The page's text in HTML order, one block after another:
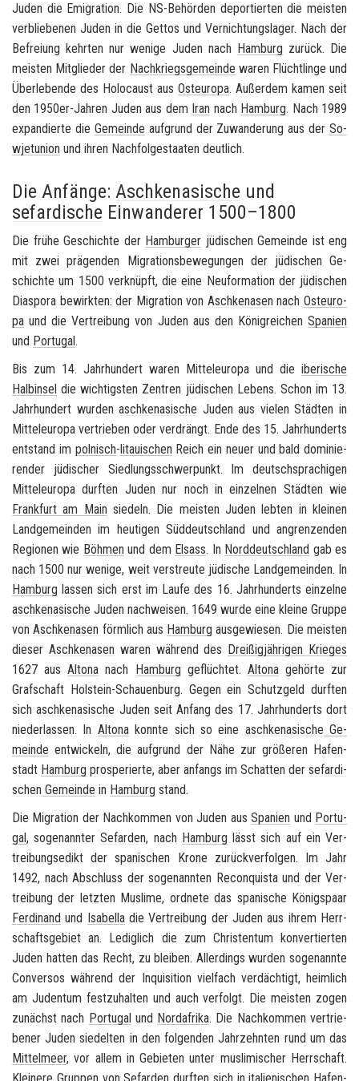
Juden die Emi­gra­ti­on. Die NS-​Behörden de­por­tier­ten die meis­ten
ver­blie­be­nen Juden in die Get­tos und Ver­nich­tungs­la­ger. Nach der
Be­frei­ung kehr­ten nur we­ni­ge Juden nach Ham­burg zu­rück. Die
meis­ten Mit­glie­der der Nach­kriegs­ge­mein­de waren Flücht­lin­ge und
Über­le­ben­de des Ho­lo­caust aus Ost­eu­ro­pa. Au­ßer­dem kamen seit
den 1950er-​Jahren Juden aus dem Iran nach Ham­burg. Nach 1989
ex­pan­dier­te die Ge­mein­de auf­grund der Zu­wan­de­rung aus der So­
wjet­uni­on und ihren Nach­fol­ge­staa­ten deut­lich.
Die Anfänge: Aschkenasische und
sefardische Einwanderer 1500–1800
Die frühe Ge­schich­te der Ham­bur­ger jü­di­schen Ge­mein­de ist eng
mit zwei prä­gen­den Mi­gra­ti­ons­be­we­gun­gen der jü­di­schen Ge­
schich­te um 1500 ver­knüpft, die eine Neu­for­ma­ti­on der jü­di­schen
Dia­spo­ra be­wirk­ten: der Mi­gra­ti­on von Asch­ke­na­sen nachOst­eu­ro­
pa und die Ver­trei­bung von Juden aus den Kö­nig­rei­chen Spa­ni­en
und Por­tu­gal.
Bis zum 14. Jahr­hun­dert waren Mit­tel­eu­ro­pa und die ibe­ri­sche
Halb­in­sel die wich­tigs­ten Zen­tren jü­di­schen Le­bens. Schon im 13.
Jahr­hun­dert wur­denasch­ke­na­si­sche Juden aus vie­len Städ­ten in
Mit­tel­eu­ro­pa ver­trie­ben oder ver­drängt. Ende des 15. Jahr­hun­derts
ent­stand im pol­nisch-li­taui­schen Reich ein neuer und bald do­mi­nie­
ren­der jü­di­scher Sied­lungs­schwer­punkt. Im deutsch­spra­chi­gen
Mit­tel­eu­ro­pa durf­ten Juden nur noch in ein­zel­nen Städ­ten wie
Frank­furt am Main sie­deln. Die meis­ten Juden leb­ten in klei­nen
Land­ge­mein­den im heu­ti­gen Süd­deutsch­land und an­gren­zen­den
Re­gio­nen wie Böh­men und dem El­sass. In Nord­deutsch­land gab es
nach 1500 nur we­ni­ge, weit ver­streu­te jü­di­sche Land­ge­mein­den. In
Ham­burg las­sen sich erst im Laufe des 16. Jahr­hun­derts ein­zel­ne
asch­ke­na­si­sche Juden nach­wei­sen. 1649 wurde eine klei­ne Grup­pe
vonAsch­ke­na­sen förm­lich aus Ham­burg aus­ge­wie­sen. Die meis­ten
die­ser Asch­ke­na­sen waren wäh­rend des Drei­ßig­jäh­ri­gen Krie­ges
1627 ausAl­to­na nach Ham­burg ge­flüch­tet. Al­to­nage­hör­te zur
Graf­schaft Holstein-​Schauenburg. Gegen ein Schutz­geld durf­ten
sichasch­ke­na­si­sche Juden seit An­fang des 17. Jahr­hun­derts dort
nie­der­las­sen. In Al­to­nakonn­te sich so eine asch­ke­na­si­sche Ge­
mein­de ent­wi­ckeln, die auf­grund der Nähe zur grö­ße­ren Ha­fen­
stadt Ham­burg pro­spe­rier­te, aber an­fangs im Schat­ten der se­far­di­
schen Ge­mein­de in Ham­burg stand.
Die Mi­gra­ti­on der Nach­kom­men von Juden ausSpa­ni­en und Por­tu­
gal, so­ge­nann­terSe­far­den, nach Ham­burg lässt sich auf ein Ver­
trei­bungs­edikt der spa­ni­schen Krone zu­rück­ver­fol­gen. Im Jahr
1492, nach Ab­schluss der so­ge­nann­ten Re­con­quis­taund der Ver­
trei­bung der letz­ten Mus­li­me, ord­ne­te das spa­ni­sche Kö­nigs­paar
Fer­di­nand und Isa­bel­ladie Ver­trei­bung der Juden aus ihrem Herr­
schafts­ge­biet an. Le­dig­lich die zum Chris­ten­tum kon­ver­tier­ten
Juden hat­ten das Recht, zu blei­ben. Al­ler­dings wur­den so­ge­nann­te
Con­versos wäh­rend der In­qui­si­ti­on viel­fach ver­däch­tigt, heim­lich
am Ju­den­tum fest­zu­hal­ten und auch ver­folgt. Die meis­ten zogen
zu­nächst nach Por­tu­gal und Nord­afri­ka. Die Nach­kom­men ver­trie­
be­ner Juden sie­del­ten in den fol­gen­den Jahr­zehn­ten rund um das
Mit­tel­meer, vor allem in Ge­bie­ten unter mus­li­mi­scher Herr­schaft.